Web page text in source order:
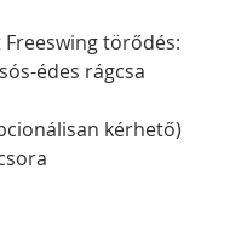
Freeswing törődés:
édes rágcsa
kérhető)